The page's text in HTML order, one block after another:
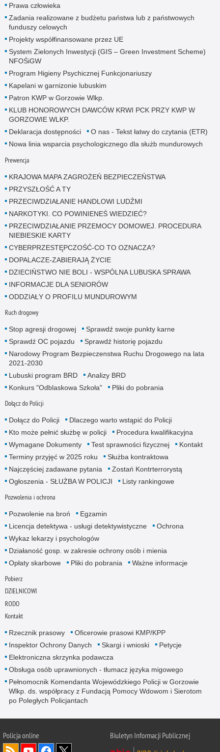
Prawa człowieka
Zadania realizowane z budżetu państwa lub z państwowych
funduszy celowych
Projekty współfinansowane przez UE
System Zielonych Inwestycji (GIS – Green Investment Scheme)
NFOŚiGW
Program Higieny Psychicznej Funkcjonariuszy
Kapelani w garnizonie lubuskim
Patron KWP w Gorzowie Wlkp.
KLUB HONOROWYCH DAWCÓW KRWI PCK PRZY KWP W
GORZOWIE WLKP.
Deklaracja dostępności
O nas - Tekst łatwy do czytania (ETR)
Nowa linia wsparcia psychologicznego dla służb mundurowych
Prewencja
KRAJOWA MAPA ZAGROŻEŃ BEZPIECZEŃSTWA
PRZYSZŁOŚĆ A TY
PRZECIWDZIAŁANIE HANDLOWI LUDŹMI
NARKOTYKI. CO POWINIENEŚ WIEDZIEĆ?
PRZECIWDZIAŁANIE PRZEMOCY DOMOWEJ. PROCEDURA
NIEBIESKIE KARTY
CYBERPRZESTĘPCZOŚĆ-CO TO OZNACZA?
DOPALACZE-ZABIERAJĄ ŻYCIE
DZIECIŃSTWO NIE BOLI - WSPÓLNA LUBUSKA SPRAWA
INFORMACJE DLA SENIORÓW
ODDZIAŁY O PROFILU MUNDUROWYM
Ruch drogowy
Stop agresji drogowej
Sprawdź swoje punkty karne
Sprawdź OC pojazdu
Sprawdź historię pojazdu
Narodowy Program Bezpieczenstwa Ruchu Drogowego na lata
2021-2030
Lubuski program BRD
Analizy BRD
Konkurs "Odblaskowa Szkoła"
Pliki do pobrania
Dołącz do Policji
Dołącz do Policji
Dlaczego warto wstąpić do Policji
Kto może pełnić służbę w policji
Procedura kwalifikacyjna
Wymagane Dokumenty
Test sprawności fizycznej
Kontakt
Terminy przyjęć w 2025 roku
Służba kontraktowa
Najczęściej zadawane pytania
Zostań Kontrterrorystą
Ogłoszenia - SŁUŻBA W POLICJI
Listy rankingowe
Pozwolenia i ochrona
Pozwolenie na broń
Egzamin
Licencja detektywa - usługi detektywistyczne
Ochrona
Wykaz lekarzy i psychologów
Działaność gosp. w zakresie ochrony osób i mienia
Opłaty skarbowe
Pliki do pobrania Ważne informacje
Pobierz
DZIELNICOWI
RODO
Kontakt
Rzecznik prasowy
Oficerowie prasowi KMP/KPP
Inspektor Ochrony Danych
Skargi i wnioski
Petycje
Elektroniczna skrzynka podawcza
Obsługa osób uprawnionych - tłumacz języka migowego
Pełnomocnik Komendanta Wojewódzkiego Policji w Gorzowie
Wlkp. ds. współpracy z Fundacją Pomocy Wdowom i Sierotom
po Poległych Policjantach
Policja online
Biuletyn Informacji Publicznej